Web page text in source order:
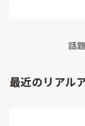
人前で弾くの
話
最近のリアル